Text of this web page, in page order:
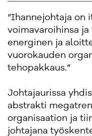
”Ihannejohtaja on
voimavaroihinsa ja
energinen ja
vuorokauden
tehopakkaus.”
Johtajaurissa
abstrakti
organisaation ja
johtajana